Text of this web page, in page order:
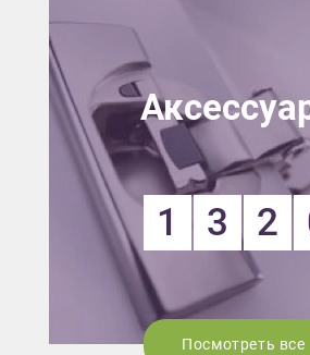
1 3 2
Посмотреть все